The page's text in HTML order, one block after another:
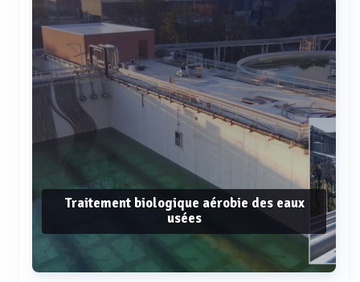
Traitement biologique aérobie des eaux
usées